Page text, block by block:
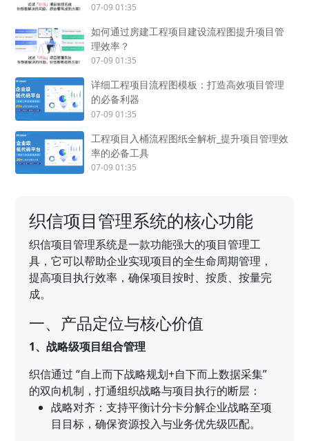
07-09 01:35
如何通过房建工程项目建设流程图提升项目管
理效率？
07-09 01:35
详细工程项目流程图模板：打造高效项目管理
的必备利器
07-09 01:35
工程项目入桶流程图纸全解析_提升项目管理效
率的必备工具
07-09 01:35
织信项目管理系统的核心功能
织信项目管理系统是一款功能强大的项目管理工
具，它可以帮助企业实现项目的全生命周期管理，
提高项目执行效率，确保项目按时、按质、按量完
成。
一、产品定位与核心价值
1、战略级项目组合管理
织信通过 “自上而下战略规划+自下而上数据采集”
的双向机制，打通组织战略与项目执行的断层：
战略对齐：支持平衡计分卡分解企业战略至项
目目标，确保资源投入与业务优先级匹配。